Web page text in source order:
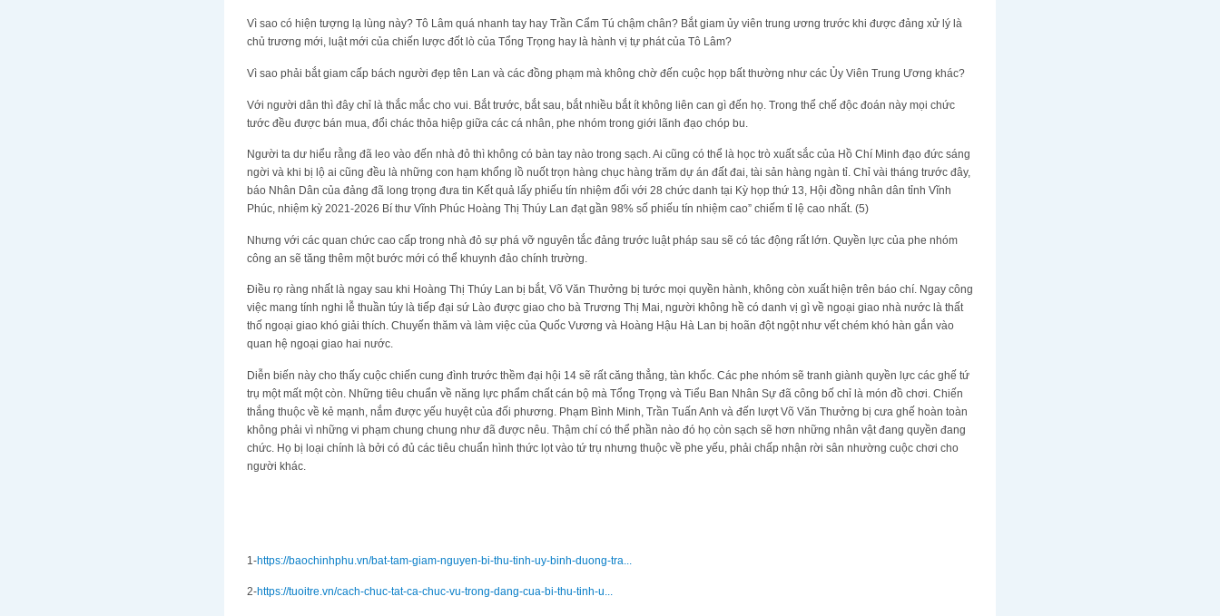
Vì sao có hiện tượng lạ lùng này? Tô Lâm quá nhanh tay hay Trần Cẩm Tú chậm chân? Bắt giam ủy viên trung ương trước khi được đảng xử lý là
chủ trương mới, luật mới của chiến lược đốt lò của Tổng Trọng hay là hành vị tự phát của Tô Lâm?
Vì sao phải bắt giam cấp bách người đẹp tên Lan và các đồng phạm mà không chờ đến cuộc họp bất thường như các Ủy Viên Trung Ương khác?
Với người dân thì đây chỉ là thắc mắc cho vui. Bắt trước, bắt sau, bắt nhiều bắt ít không liên can gì đến họ. Trong thể chế độc đoán này mọi chức
tước đều được bán mua, đổi chác thỏa hiệp giữa các cá nhân, phe nhóm trong giới lãnh đạo chóp bu.
Người ta dư hiểu rằng đã leo vào đến nhà đỏ thì không có bàn tay nào trong sạch. Ai cũng có thể là học trò xuất sắc của Hồ Chí Minh đạo đức sáng
ngời và khi bị lộ ai cũng đều là những con hạm khổng lồ nuốt trọn hàng chục hàng trăm dự án đất đai, tài sản hàng ngàn tỉ. Chỉ vài tháng trước đây,
báo Nhân Dân của đảng đã long trọng đưa tin Kết quả lấy phiếu tín nhiệm đối với 28 chức danh tại Kỳ họp thứ 13, Hội đồng nhân dân tỉnh Vĩnh
Phúc, nhiệm kỳ 2021-2026 Bí thư Vĩnh Phúc Hoàng Thị Thúy Lan đạt gần 98% số phiếu tín nhiệm cao” chiếm tỉ lệ cao nhất. (5)
Nhưng với các quan chức cao cấp trong nhà đỏ sự phá vỡ nguyên tắc đảng trước luật pháp sau sẽ có tác động rất lớn. Quyền lực của phe nhóm
công an sẽ tăng thêm một bước mới có thể khuynh đảo chính trường.
Điều rọ ràng nhất là ngay sau khi Hoàng Thị Thúy Lan bị bắt, Võ Văn Thưởng bị tước mọi quyền hành, không còn xuất hiện trên báo chí. Ngay công
việc mang tính nghi lễ thuần túy là tiếp đại sứ Lào được giao cho bà Trương Thị Mai, người không hề có danh vị gì về ngoại giao nhà nước là thất
thố ngoại giao khó giải thích. Chuyến thăm và làm việc của Quốc Vương và Hoàng Hậu Hà Lan bị hoãn đột ngột như vết chém khó hàn gắn vào
quan hệ ngoại giao hai nước.
Diễn biến này cho thấy cuộc chiến cung đình trước thềm đại hội 14 sẽ rất căng thẳng, tàn khốc. Các phe nhóm sẽ tranh giành quyền lực các ghế tứ
trụ một mất một còn. Những tiêu chuẩn về năng lực phẩm chất cán bộ mà Tổng Trọng và Tiểu Ban Nhân Sự đã công bố chỉ là món đồ chơi. Chiến
thắng thuộc về kẻ mạnh, nắm được yếu huyệt của đối phương. Phạm Bình Minh, Trần Tuấn Anh và đến lượt Võ Văn Thưởng bị cưa ghế hoàn toàn
không phải vì những vi phạm chung chung như đã được nêu. Thậm chí có thể phần nào đó họ còn sạch sẽ hơn những nhân vật đang quyền đang
chức. Họ bị loại chính là bởi có đủ các tiêu chuẩn hình thức lọt vào tứ trụ nhưng thuộc về phe yếu, phải chấp nhận rời sân nhường cuộc chơi cho
người khác.
1-https://baochinhphu.vn/bat-tam-giam-nguyen-bi-thu-tinh-uy-binh-duong-tra...
2-https://tuoitre.vn/cach-chuc-tat-ca-chuc-vu-trong-dang-cua-bi-thu-tinh-u...